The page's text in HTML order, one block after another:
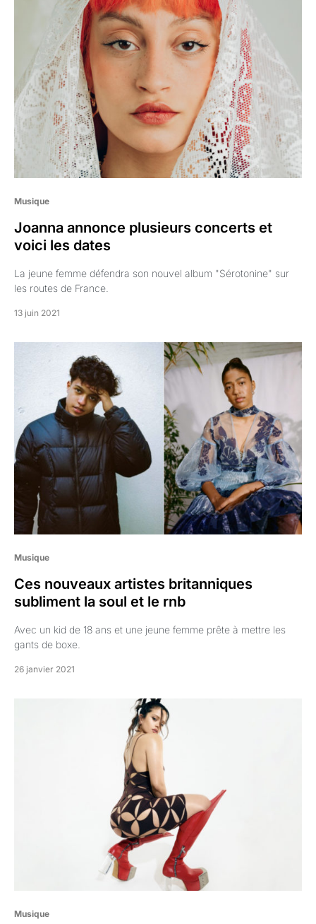
Musique
Joanna annonce plusieurs concerts et
voici les dates
La jeune femme défendra son nouvel album "Sérotonine" sur
les routes de France.
13 juin 2021
Musique
Ces nouveaux artistes britanniques
subliment la soul et le rnb
Avec un kid de 18 ans et une jeune femme prête à mettre les
gants de boxe.
26 janvier 2021
Musique